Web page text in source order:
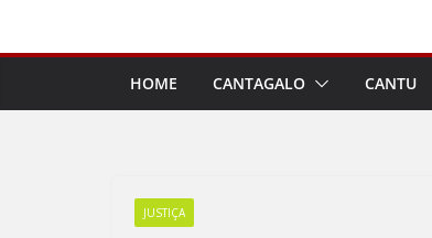
conteúdo
HOME CANTAGALO CANTU
JUSTIÇA